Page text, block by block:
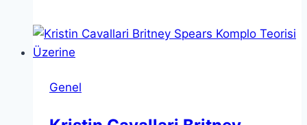
Ribaund
Genel